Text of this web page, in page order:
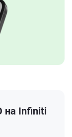
на Infiniti